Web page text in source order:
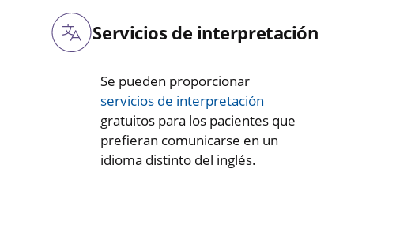
Servicios de interpretación
Se pueden proporcionar
servicios de interpretación
gratuitos para los pacientes que
prefieran comunicarse en un
idioma distinto del inglés.